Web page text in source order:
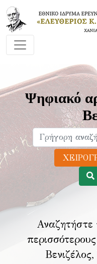
Ψηφιακό
Αναζητήστε